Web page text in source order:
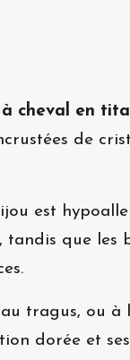
cheval en
de
est
que les
tragus, ou à
dorée et